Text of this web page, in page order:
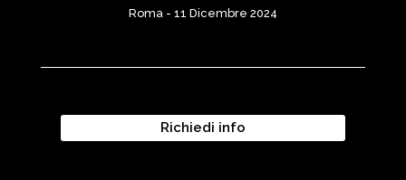
Roma - 11 Dicembre 2024
Richiedi info